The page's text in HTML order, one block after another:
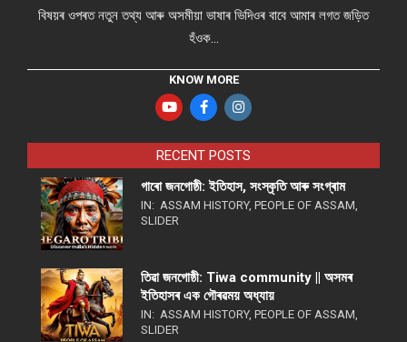
বিষয়ৰ ওপৰত নতুন তথ্য আৰু অসমীয়া ভাষাৰ ভিদিওৰ বাবে আমাৰ লগত জড়িত
হঁওক...
KNOW MORE
RECENT POSTS
গাৰো জনগোষ্ঠী: ইতিহাস, সংস্কৃতি আৰু সংগ্ৰাম
IN: ASSAM HISTORY, PEOPLE OF ASSAM,
SLIDER
তিৱা জনগোষ্ঠী: Tiwa community || অসমৰ
ইতিহাসৰ এক গৌৰৱময় অধ্যায়
IN: ASSAM HISTORY, PEOPLE OF ASSAM,
SLIDER